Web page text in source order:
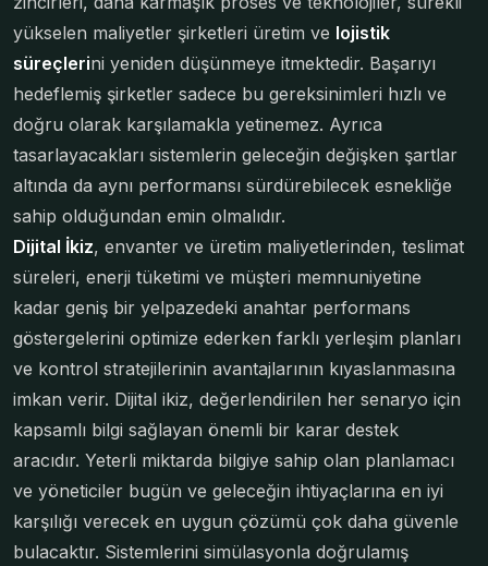
yükselen maliyetler şirketleri üretim ve lojistik
süreçlerini yeniden düşünmeye itmektedir. Başarıyı
hedeflemiş şirketler sadece bu gereksinimleri hızlı ve
doğru olarak karşılamakla yetinemez. Ayrıca
tasarlayacakları sistemlerin geleceğin değişken şartlar
altında da aynı performansı sürdürebilecek esnekliğe
sahip olduğundan emin olmalıdır.
Dijital İkiz, envanter ve üretim maliyetlerinden, teslimat
süreleri, enerji tüketimi ve müşteri memnuniyetine
kadar geniş bir yelpazedeki anahtar performans
göstergelerini optimize ederken farklı yerleşim planları
ve kontrol stratejilerinin avantajlarının kıyaslanmasına
imkan verir. Dijital ikiz, değerlendirilen her senaryo için
kapsamlı bilgi sağlayan önemli bir karar destek
aracıdır. Yeterli miktarda bilgiye sahip olan planlamacı
ve yöneticiler bugün ve geleceğin ihtiyaçlarına en iyi
karşılığı verecek en uygun çözümü çok daha güvenle
bulacaktır. Sistemlerini simülasyonla doğrulamış